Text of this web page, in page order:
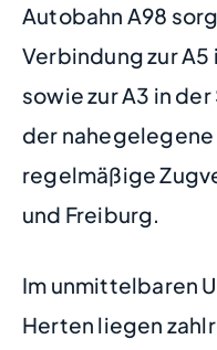
Autobahn A98
Verbindung zur
sowie zur A3 in
der
regelmäßige
und Freiburg.
Im unmittelbaren
Herten liegen